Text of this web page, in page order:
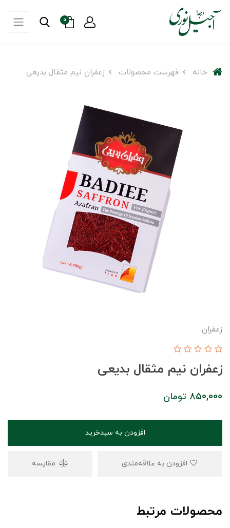
0
خانه فهرست محصولات زعفران نیم مثقال بدیعی
زعفران
زعفران نیم مثقال بدیعی
850,000 تومان
افزودن به سبدخرید
مقایسه
محصولات مرتبط